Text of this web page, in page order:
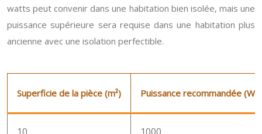
watts peut convenir dans une habitation bien isolée, mais une
puissance supérieure sera requise dans une habitation plus
ancienne avec une isolation perfectible.
Superficie de la pièce (m²) Puissance recommandée